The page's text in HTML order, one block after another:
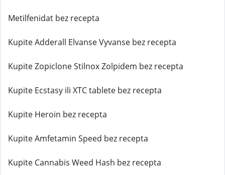
Metilfenidat bez recepta
Kupite Adderall Elvanse Vyvanse bez recepta
Kupite Zopiclone Stilnox Zolpidem bez recepta
Kupite Ecstasy ili XTC tablete bez recepta
Kupite Heroin bez recepta
Kupite Amfetamin Speed bez recepta
Kupite Cannabis Weed Hash bez recepta